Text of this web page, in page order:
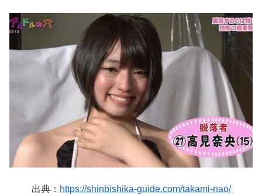
出典： https://shinbishika-guide.com/takami-nao/